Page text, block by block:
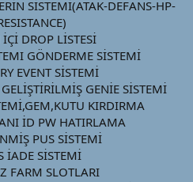
SİSTEMİ(ATAK-DEFANS-HP-
DROP LİSTESİ​
GÖNDERME SİSTEMİ​
EVENT SİSTEMİ​
GENİE SİSTEMİ​
KIRDIRMA​
İD PW HATIRLAMA​
PUS SİSTEMİ​
İADE SİSTEMİ​
FARM SLOTLARI​